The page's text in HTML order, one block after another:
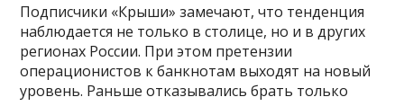
Подписчики «Крыши» замечают, что тенденция
наблюдается не только в столице, но и в других
регионах России. При этом претензии
операционистов к банкнотам выходят на новый
уровень. Раньше отказывались брать только